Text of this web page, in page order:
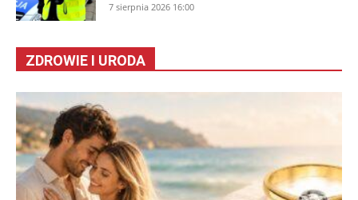
7 sierpnia 2026 16:00
ZDROWIE I URODA